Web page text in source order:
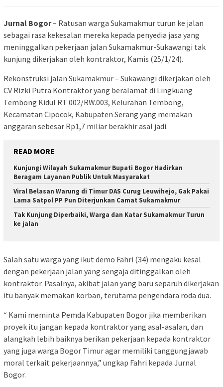
Jurnal Bogor– Ratusan warga Sukamakmur turun ke jalan
sebagai rasa kekesalan mereka kepada penyedia jasa yang
meninggalkan pekerjaan jalan Sukamakmur-Sukawangi tak
kunjung dikerjakan oleh kontraktor, Kamis (25/1/24).
Rekonstruksi jalan Sukamakmur – Sukawangi dikerjakan oleh
CV Rizki Putra Kontraktor yang beralamat di Lingkuang
Tembong Kidul RT 002/RW.003, Kelurahan Tembong,
Kecamatan Cipocok, Kabupaten Serang yang memakan
anggaran sebesar Rp1,7 miliar berakhir asal jadi.
READ MORE
Kunjungi Wilayah Sukamakmur Bupati Bogor Hadirkan
Beragam Layanan Publik Untuk Masyarakat
Viral Belasan Warung di Timur DAS Curug Leuwihejo, Gak Pakai
Lama Satpol PP Pun Diterjunkan Camat Sukamakmur
Tak Kunjung Diperbaiki, Warga dan Katar Sukamakmur Turun
ke jalan
Salah satu warga yang ikut demo Fahri (34) mengaku kesal
dengan pekerjaan jalan yang sengaja ditinggalkan oleh
kontraktor. Pasalnya, akibat jalan yang baru separuh dikerjakan
itu banyak memakan korban, terutama pengendara roda dua.
“ Kami meminta Pemda Kabupaten Bogor jika memberikan
proyek itu jangan kepada kontraktor yang asal-asalan, dan
alangkah lebih baiknya berikan pekerjaan kepada kontraktor
yang juga warga Bogor Timur agar memiliki tanggungjawab
moral terkait pekerjaannya,” ungkap Fahri kepada Jurnal
Bogor.